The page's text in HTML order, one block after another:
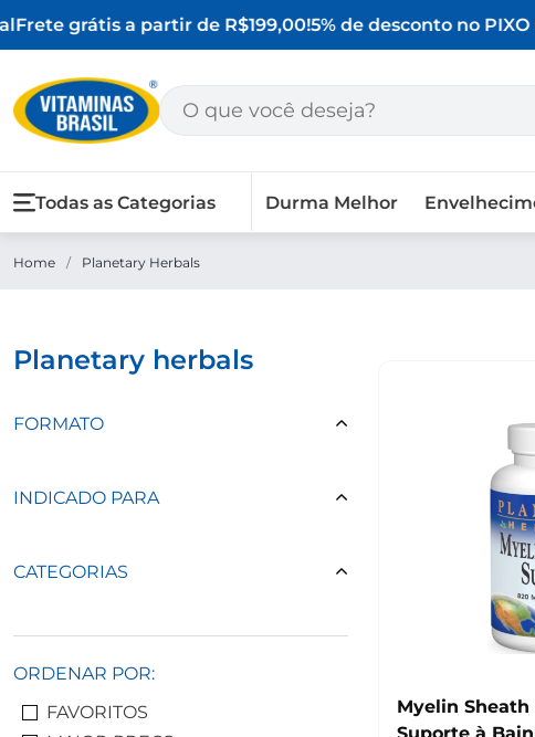
Frete grátis a partir de R$199,00!5% de desconto no PIXO
Todas as Categorias Durma Melhor
Home / Planetary Herbals
planetary herbals
FORMATO
INDICADO PARA
CATEGORIAS
ORDENAR POR:
FAVORITOS
Myelin